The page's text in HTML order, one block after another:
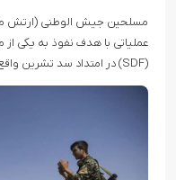
عملیاتی با هدف نفوذ به یکی
(SDF) در امتداد سد تشرین واقع در استان حلب آغاز کردند.